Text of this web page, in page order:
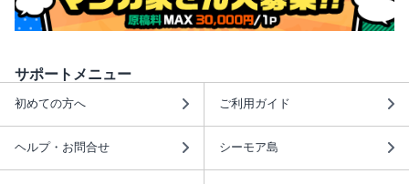
サポートメニュー
初めての方へ ご利用ガイド
ヘルプ・お問合せ シーモア島